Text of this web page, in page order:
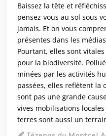
Baissez la tête et
pensez-vous au sol sous
jamais. Et on vous
présentes dans les
Pourtant, elles sont
pour la biodiversité.
minées par les activités
passées, elles reflètent la
sont pas une grande
vives mobilisations locales
terres sont aussi un